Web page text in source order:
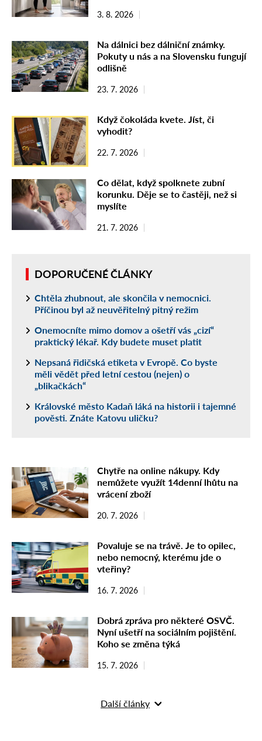
3. 8. 2026
Na dálnici bez dálniční známky.
Pokuty u nás a na Slovensku fungují
odlišně
23. 7. 2026
Když čokoláda kvete. Jíst, či
vyhodit?
22. 7. 2026
Co dělat, když spolknete zubní
korunku. Děje se to častěji, než si
myslíte
21. 7. 2026
DOPORUČENÉ ČLÁNKY
Chtěla zhubnout, ale skončila v nemocnici.
Příčinou byl až neuvěřitelný pitný režim
Onemocníte mimo domov a ošetří vás „cizí“
praktický lékař. Kdy budete muset platit
Nepsaná řidičská etiketa v Evropě. Co byste
měli vědět před letní cestou (nejen) o
„blikačkách“
Královské město Kadaň láká na historii i tajemné
pověsti. Znáte Katovu uličku?
Chytře na online nákupy. Kdy
nemůžete využít 14denní lhůtu na
vrácení zboží
20. 7. 2026
Povaluje se na trávě. Je to opilec,
nebo nemocný, kterému jde o
vteřiny?
16. 7. 2026
Dobrá zpráva pro některé OSVČ.
Nyní ušetří na sociálním pojištění.
Koho se změna týká
15. 7. 2026
Další články